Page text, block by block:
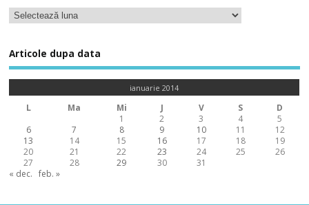
Articole dupa data
ianuarie 2014
L Ma Mi J V S
D
1
2 3 4
5
6
7 8 9 10 11
12
13
14 15 16 17 18
19
20
21 22 23 24 25
26
27
28 29 30
31
« dec.
feb. »